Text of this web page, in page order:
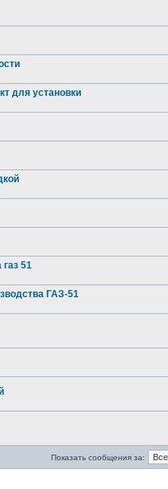
для установки
51
ГАЗ-51
Показать сообщения за: